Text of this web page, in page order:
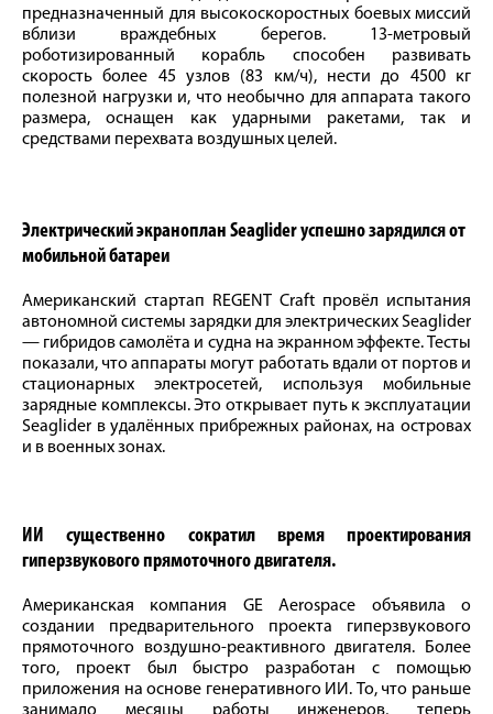
предназначенный для высокоскоростных боевых миссий
вблизи враждебных берегов. 13-метровый
роботизированный корабль способен развивать
скорость более 45 узлов (83 км/ч), нести до 4500 кг
полезной нагрузки и, что необычно для аппарата такого
размера, оснащен как ударными ракетами, так и
средствами перехвата воздушных целей.
Электрический экраноплан Seaglider успешно зарядился от
мобильной батареи
Американский стартап REGENT Craft провёл испытания
автономной системы зарядки для электрических Seaglider
— гибридов самолёта и судна на экранном эффекте. Тесты
показали, что аппараты могут работать вдали от портов и
стационарных электросетей, используя мобильные
зарядные комплексы. Это открывает путь к эксплуатации
Seaglider в удалённых прибрежных районах, на островах
и в военных зонах.
ИИ существенно сократил время проектирования
гиперзвукового прямоточного двигателя.
Американская компания GE Aerospace объявила о
создании предварительного проекта гиперзвукового
прямоточного воздушно-реактивного двигателя. Более
того, проект был быстро разработан с помощью
приложения на основе генеративного ИИ. То, что раньше